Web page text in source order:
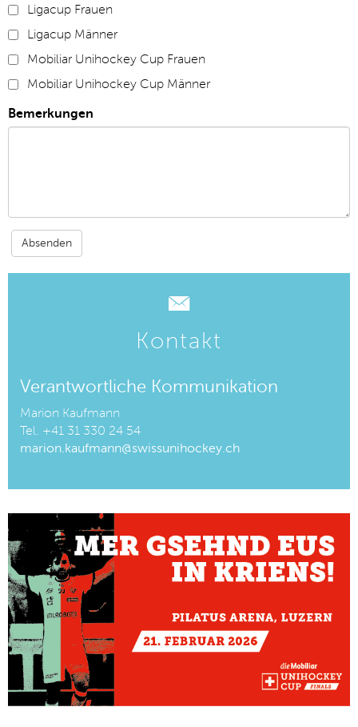
Ligacup Frauen
Ligacup Männer
Mobiliar Unihockey Cup Frauen
Mobiliar Unihockey Cup Männer
Bemerkungen
Kontakt
Verantwortliche Kommunikation
Marion Kaufmann
Tel. +41 31 330 24 54
marion.kaufmann@swissunihockey.ch